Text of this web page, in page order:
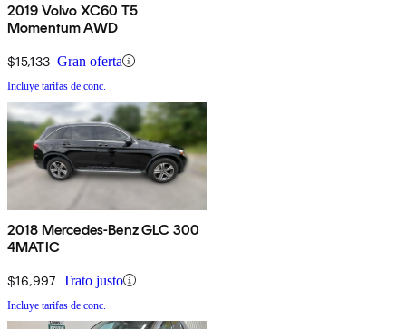
2019 Volvo XC60 T5
Momentum AWD
$15,133 Gran oferta
Incluye tarifas de conc.
2018 Mercedes-Benz GLC 300
4MATIC
$16,997 Trato justo
Incluye tarifas de conc.